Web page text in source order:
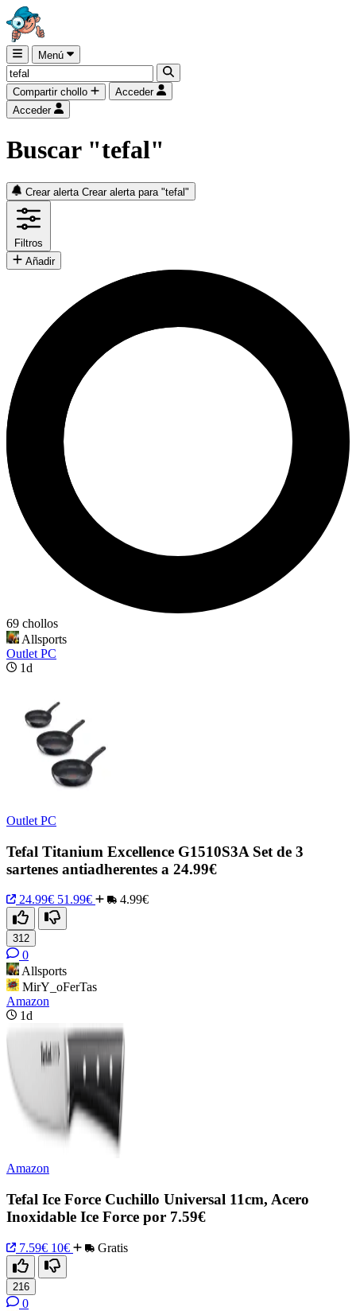
Menú
Compartir chollo
Acceder
Acceder
Buscar "tefal"
Crear alerta Crear alerta para "tefal"
Filtros
Añadir
69 chollos
Allsports
Outlet PC
1d
Outlet PC
Tefal Titanium Excellence G1510S3A Set de 3
sartenes antiadherentes a 24.99€
24.99€ 51.99€ 4.99€
312
0
Allsports
MirY_oFerTas
Amazon
1d
Amazon
Tefal Ice Force Cuchillo Universal 11cm, Acero
Inoxidable Ice Force por 7.59€
7.59€ 10€ Gratis
216
0